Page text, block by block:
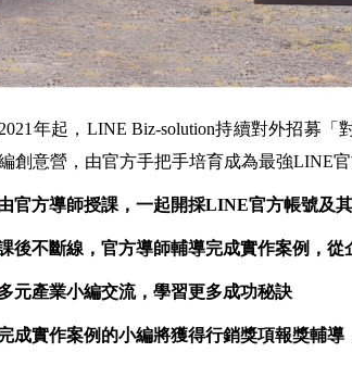
年起，LINE Biz-solution持續對外招募
創意營，由官方手把手培育成為最強LINE
官方導師授課，一起開採LINE官方帳號及
後不斷線，官方導師輔導完成實作案例，從
元產業小編交流，學習更多成功秘訣
成實作案例的小編將獲得行銷獎項報獎輔導